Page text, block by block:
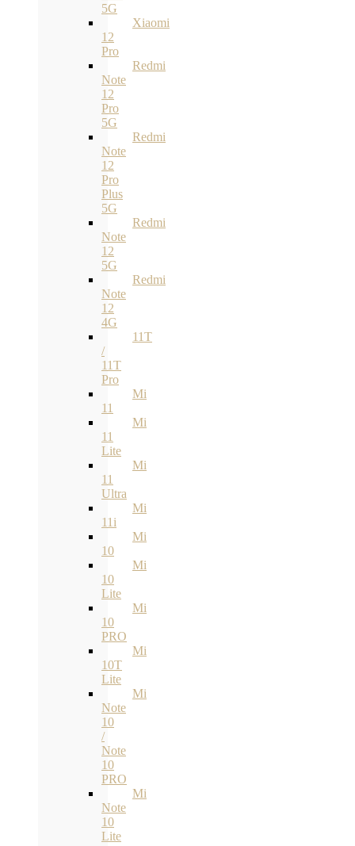
5G
Xiaomi
12
Pro
Redmi
Note
12
Pro
5G
Redmi
Note
12
Pro
Plus
5G
Redmi
Note
12
5G
Redmi
Note
12
4G
11T
/
11T
Pro
Mi
11
Mi
11
Lite
Mi
11
Ultra
Mi
11i
Mi
10
Mi
10
Lite
Mi
10
PRO
Mi
10T
Lite
Mi
Note
10
/
Note
10
PRO
Mi
Note
10
Lite